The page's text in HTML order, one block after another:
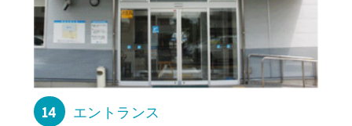
14 エントランス